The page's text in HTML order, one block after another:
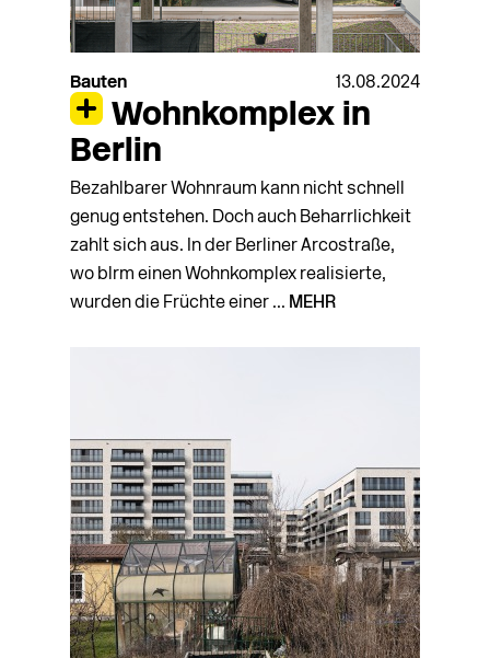
Bauten 13.08.2024
Wohnkomplex in
Berlin
Bezahlbarer Wohnraum kann nicht schnell
genug entstehen. Doch auch Beharrlichkeit
zahlt sich aus. In der Berliner Arcostraße,
wo blrm einen Wohnkomplex realisierte,
wurden die Früchte einer ... MEHR